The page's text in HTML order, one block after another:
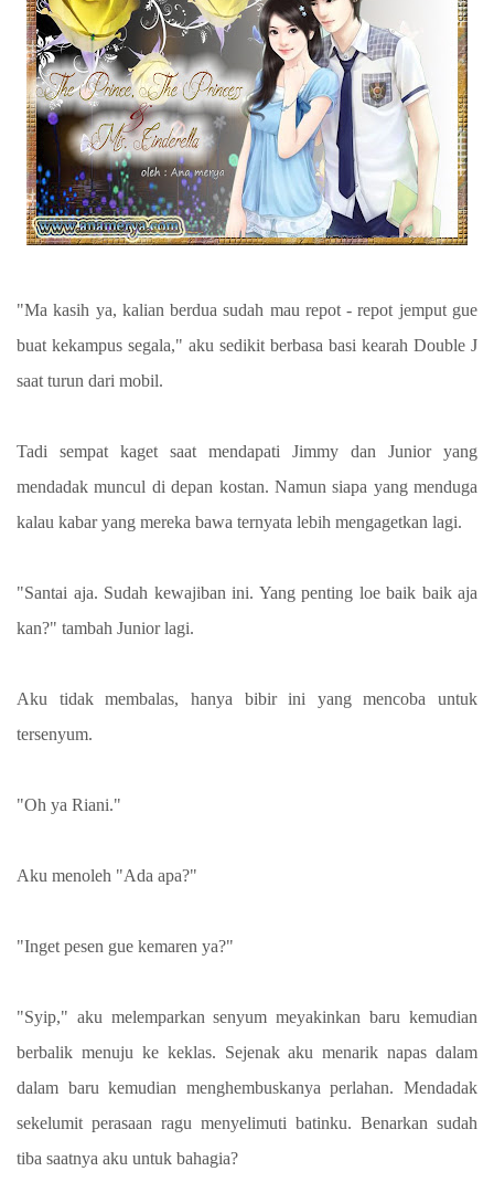
"Ma kasih ya, kalian berdua sudah mau repot - repot jemput gue
buat kekampus segala," aku sedikit berbasa basi kearah Double J
saat turun dari mobil.
Tadi sempat kaget saat mendapati Jimmy dan Junior yang
mendadak muncul di depan kostan. Namun siapa yang menduga
kalau kabar yang mereka bawa ternyata lebih mengagetkan lagi.
"Santai aja. Sudah kewajiban ini. Yang penting loe baik baik aja
kan?" tambah Junior lagi.
Aku tidak membalas, hanya bibir ini yang mencoba untuk
tersenyum.
"Oh ya Riani."
Aku menoleh "Ada apa?"
"Inget pesen gue kemaren ya?"
"Syip," aku melemparkan senyum meyakinkan baru kemudian
berbalik menuju ke keklas. Sejenak aku menarik napas dalam
dalam baru kemudian menghembuskanya perlahan. Mendadak
sekelumit perasaan ragu menyelimuti batinku. Benarkan sudah
tiba saatnya aku untuk bahagia?